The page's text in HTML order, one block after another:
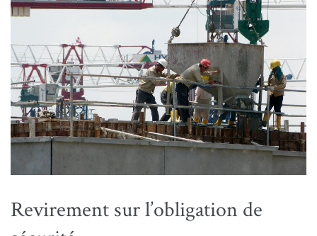
Revirement sur l’obligation de